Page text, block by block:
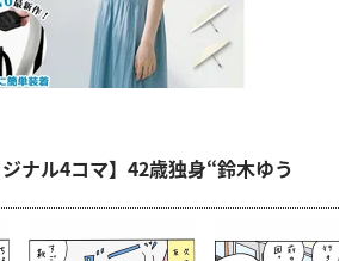
ナル4コマ】42歳独身“鈴木ゆう